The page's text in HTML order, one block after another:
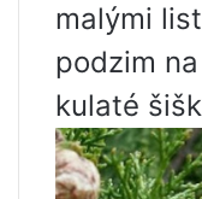
malými
podzim
kulaté